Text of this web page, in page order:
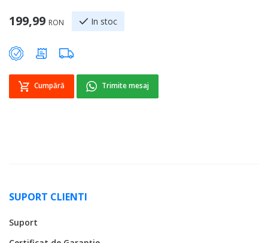
199,99 RON In stoc
Cumpără Trimite mesaj
SUPORT CLIENTI
Suport